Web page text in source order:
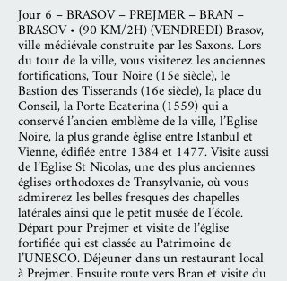
Jour 6 – BRASOV – PREJMER – BRAN –
BRASOV • (90 KM/2H) (VENDREDI) Brasov,
ville médiévale construite par les Saxons. Lors
du tour de la ville, vous visiterez les anciennes
fortifications, Tour Noire (15e siècle), le
Bastion des Tisserands (16e siècle), la place du
Conseil, la Porte Ecaterina (1559) qui a
conservé l’ancien emblème de la ville, l’Eglise
Noire, la plus grande église entre Istanbul et
Vienne, édifiée entre 1384 et 1477. Visite aussi
de l’Eglise St Nicolas, une des plus anciennes
églises orthodoxes de Transylvanie, où vous
admirerez les belles fresques des chapelles
latérales ainsi que le petit musée de l’école.
Départ pour Prejmer et visite de l’église
fortifiée qui est classée au Patrimoine de
l’UNESCO. Déjeuner dans un restaurant local
à Prejmer. Ensuite route vers Bran et visite du